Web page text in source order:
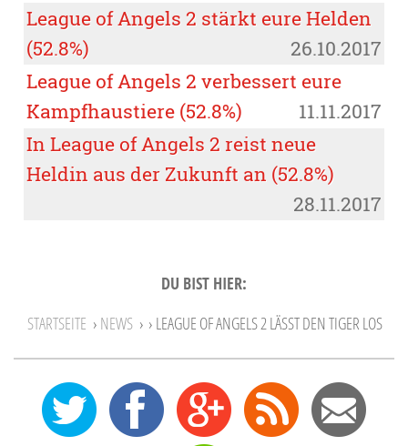
League of Angels 2 stärkt eure Helden
(52.8%)
26.10.2017
League of Angels 2 verbessert eure
Kampfhaustiere (52.8%)
11.11.2017
In League of Angels 2 reist neue
Heldin aus der Zukunft an (52.8%)
28.11.2017
DU BIST HIER:
STARTSEITE › NEWS › › LEAGUE OF ANGELS 2 LÄSST DEN TIGER LOS
0 12 27 Feed Mail